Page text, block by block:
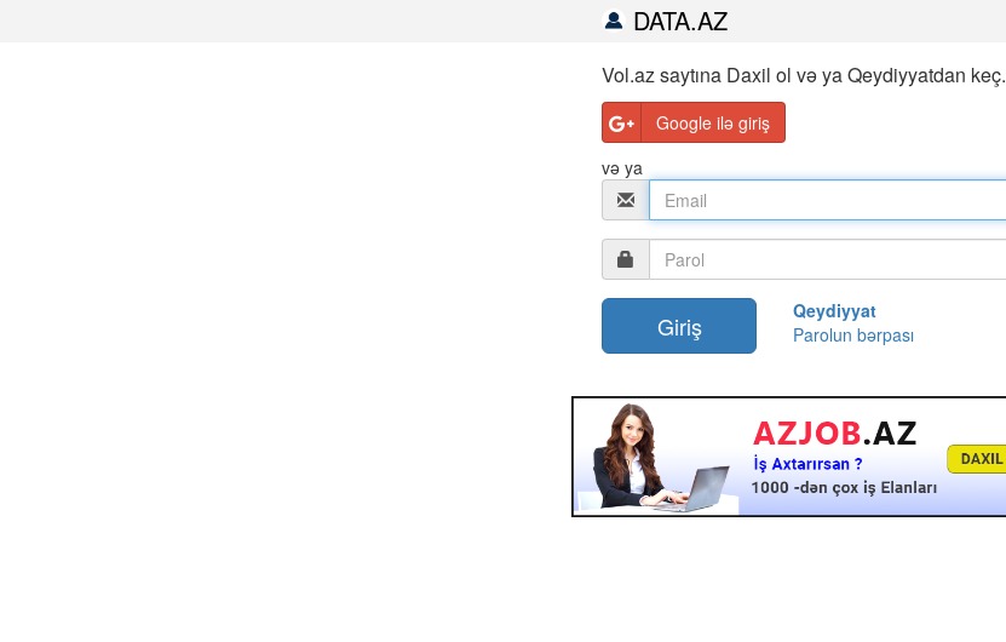
DATA.AZ
Vol.az saytına Daxil ol və ya Qeydiyyatdan keç.
Google ilə giriş
və ya
Qeydiyyat
Parolun bərpası